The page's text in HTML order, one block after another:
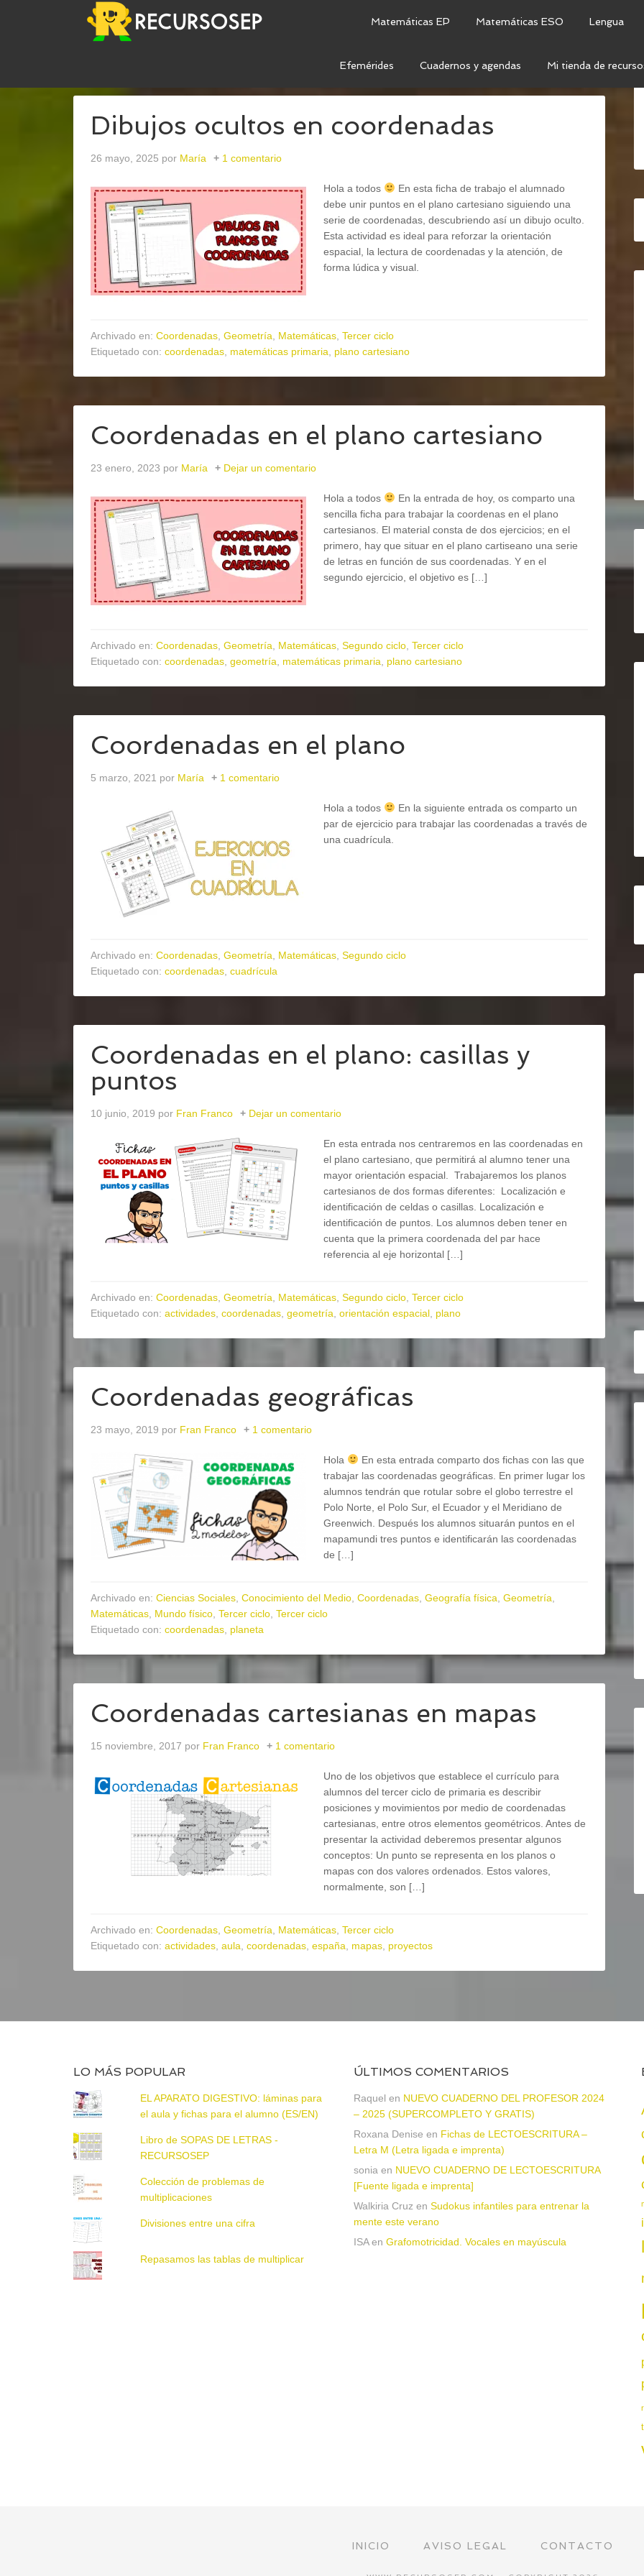
Matemáticas EP Matemáticas ESO Lengua
Efemérides Cuadernos y agendas Mi tienda de
Dibujos ocultos en coordenadas
26 mayo, 2025 por María 1 comentario
Hola a todos
En esta ficha de trabajo el alumnado
debe unir puntos en el plano cartesiano siguiendo una
serie de coordenadas, descubriendo así un dibujo oculto.
Esta actividad es ideal para reforzar la orientación
espacial, la lectura de coordenadas y la atención, de
forma lúdica y visual.
Archivado en: Coordenadas Geometría Matemáticas Tercer ciclo
Etiquetado con: coordenadas matemáticas primaria plano cartesiano
Coordenadas en el plano cartesiano
23 enero, 2023 por María Dejar un comentario
Hola a todos
En la entrada de hoy, os comparto una
sencilla ficha para trabajar la coordenas en el plano
cartesianos. El material consta de dos ejercicios; en el
primero, hay que situar en el plano cartiseano una serie
de letras en función de sus coordenadas. Y en el
segundo ejercicio, el objetivo es […]
Archivado en: Coordenadas Geometría Matemáticas Segundo ciclo Tercer ciclo
Etiquetado con: coordenadas geometría matemáticas primaria plano cartesiano
Coordenadas en el plano
5 marzo, 2021 por María 1 comentario
Hola a todos
En la siguiente entrada os comparto un
par de ejercicio para trabajar las coordenadas a través de
una cuadrícula.
Archivado en: Coordenadas Geometría Matemáticas Segundo ciclo
Etiquetado con: coordenadas cuadrícula
Coordenadas en el plano: casillas y
puntos
10 junio, 2019 por Fran Franco Dejar un comentario
En esta entrada nos centraremos en las coordenadas en
el plano cartesiano, que permitirá al alumno tener una
mayor orientación espacial. Trabajaremos los planos
cartesianos de dos formas diferentes: Localización e
identificación de celdas o casillas. Localización e
identificación de puntos. Los alumnos deben tener en
cuenta que la primera coordenada del par hace
referencia al eje horizontal […]
Archivado en: Coordenadas Geometría Matemáticas Segundo ciclo Tercer ciclo
Etiquetado con: actividades coordenadas geometría orientación espacial plano
Coordenadas geográficas
23 mayo, 2019 por Fran Franco 1 comentario
Hola
En esta entrada comparto dos fichas con las que
trabajar las coordenadas geográficas. En primer lugar los
alumnos tendrán que rotular sobre el globo terrestre el
Polo Norte, el Polo Sur, el Ecuador y el Meridiano de
Greenwich. Después los alumnos situarán puntos en el
mapamundi tres puntos e identificarán las coordenadas
de […]
Archivado en: Ciencias Sociales Conocimiento del Medio Coordenadas Geografía física Geometría
Matemáticas Mundo físico Tercer ciclo Tercer ciclo
Etiquetado con: coordenadas planeta
Coordenadas cartesianas en mapas
15 noviembre, 2017 por Fran Franco 1 comentario
Uno de los objetivos que establece el currículo para
alumnos del tercer ciclo de primaria es describir
posiciones y movimientos por medio de coordenadas
cartesianas, entre otros elementos geométricos. Antes de
presentar la actividad deberemos presentar algunos
conceptos: Un punto se representa en los planos o
mapas con dos valores ordenados. Estos valores,
normalmente, son […]
Archivado en: Coordenadas Geometría Matemáticas Tercer ciclo
Etiquetado con: actividades aula coordenadas españa mapas proyectos
LO MÁS POPULAR
EL APARATO DIGESTIVO: láminas para
el aula y fichas para el alumno (ES/EN)
Libro de SOPAS DE LETRAS -
RECURSOSEP
Colección de problemas de
multiplicaciones
Divisiones entre una cifra
Repasamos las tablas de multiplicar
ÚLTIMOS COMENTARIOS
Raquel en NUEVO CUADERNO DEL PROFESOR 2024
– 2025 (SUPERCOMPLETO Y GRATIS)
Roxana Denise en Fichas de LECTOESCRITURA –
Letra M (Letra ligada e imprenta)
sonia en NUEVO CUADERNO DE LECTOESCRITURA
[Fuente ligada e imprenta]
Walkiria Cruz en Sudokus infantiles para entrenar la
mente este verano
ISAen Grafomotricidad. Vocales en mayúscula
INICIO AVISO LEGAL CONTACTO